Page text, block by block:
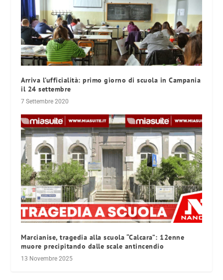
Arriva l’ufficialità: primo giorno di scuola in Campania
il 24 settembre
7 Settembre 2020
Marcianise, tragedia alla scuola “Calcara”: 12enne
muore precipitando dalle scale antincendio
13 Novembre 2025